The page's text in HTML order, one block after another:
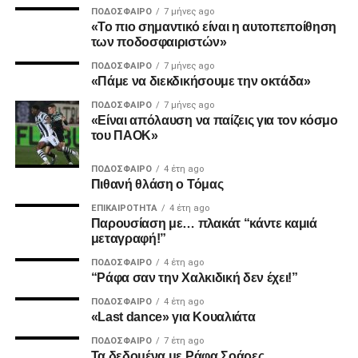
2. Την πιο σίγουρη και την πιο γρήγορη λύση για την
πολύ να δωθεί στον λαό του ΠΑΟΚ.
Και από ότι φαίνεται, ούτε γρήγοροι, ούτε σίγουροι, ούτε
ανεξάρτητοι σταθήκατε.
Επιθυμία λοιπόν του κόσμου που σας στήριξε είναι να
δωθούν ΑΜΕΣΑ αποτελέσματα και λύσεις οι οποίες
υποστηρίζονται από συμπαγής απόψεις και όχι αβάσιμες
τεκμηριώσεις και κομφούζιο καθυστερήσεων για το τι
πραγματικά συμβαίνει με την κληρονομιά του συλλόγου
μας.
Υγ1
ADVERTISEMENT
ΠΟΔΌΣΦΑΙΡΟ 7 μήνες ago
«Το πιο σημαντικό είναι η αυτοπεποίθηση
των ποδοσφαιριστών»
ΠΟΔΌΣΦΑΙΡΟ 7 μήνες ago
«Πάμε να διεκδικήσουμε την οκτάδα»
ΠΟΔΌΣΦΑΙΡΟ 7 μήνες ago
«Είναι απόλαυση να παίζεις για τον κόσμο
του ΠΑΟΚ»
ΠΟΔΌΣΦΑΙΡΟ 4 έτη ago
Πιθανή θλάση ο Τόμας
ΕΠΙΚΑΙΡΌΤΗΤΑ 4 έτη ago
Παρουσίαση με… πλακάτ “κάντε καμιά
μεταγραφή!”
ΠΟΔΌΣΦΑΙΡΟ 4 έτη ago
“Ράφα σαν την Χαλκιδική δεν έχει!”
ΠΟΔΌΣΦΑΙΡΟ 4 έτη ago
«Last dance» για Κουαλιάτα
ΠΟΔΌΣΦΑΙΡΟ 7 έτη ago